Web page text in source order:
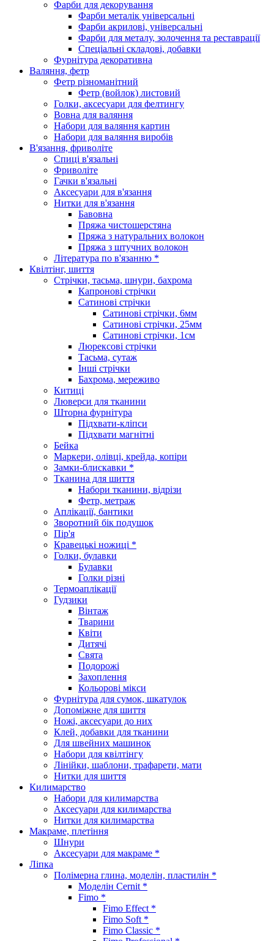
Фарби для декорування
Фарби металік універсальні
Фарби акрилові, універсальні
Фарби для металу, золочення та реставрації
Спеціальні складові, добавки
Фурнітура декоративна
Валяння, фетр
Фетр різноманітний
Фетр (войлок) листовий
Голки, аксесуари для фелтингу
Вовна для валяння
Набори для валяння картин
Набори для валяння виробів
В'язання, фриволіте
Спиці в'язальні
Фриволіте
Гачки в'язальні
Аксесуари для в'язання
Нитки для в'язання
Бавовна
Пряжа чистошерстяна
Пряжа з натуральних волокон
Пряжа з штучних волокон
Література по в'язанню *
Квілтінг, шиття
Стрічки, тасьма, шнури, бахрома
Капронові стрічки
Сатинові стрічки
Сатинові стрічки, 6мм
Сатинові стрічки, 25мм
Сатинові стрічки, 1см
Люрексові стрічки
Тасьма, сутаж
Інші стрічки
Бахрома, мереживо
Китиці
Люверси для тканини
Шторна фурнітура
Підхвати-кліпси
Підхвати магнітні
Бейка
Маркери, олівці, крейда, копіри
Замки-блискавки *
Тканина для шиття
Набори тканини, відрізи
Фетр, метраж
Аплікації, бантики
Зворотний бік подушок
Пір'я
Кравецькі ножиці *
Голки, булавки
Булавки
Голки різні
Термоаплікації
Гудзики
Вінтаж
Тварини
Квіти
Дитячі
Свята
Подорожі
Захоплення
Кольорові мікси
Фурнітура для сумок, шкатулок
Допоміжне для шиття
Ножі, аксесуари до них
Клей, добавки для тканини
Для швейних машинок
Набори для квілтінгу
Лінійки, шаблони, трафарети, мати
Нитки для шиття
Килимарство
Набори для килимарства
Аксесуари для килимарства
Нитки для килимарства
Макраме, плетіння
Шнури
Аксесуари для макраме *
Ліпка
Полімерна глина, моделін, пластилін *
Моделін Cernit *
Fimo *
Fimo Effect *
Fimo Soft *
Fimo Classic *